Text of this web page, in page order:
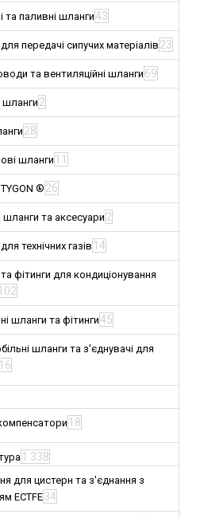
та паливні шланги43
передачі сипучих матеріалів 23
та вентиляційні шланги 69
шланги2
28
шланги 11
®26
шланги та аксесуари 2
технічних газів 14
фітинги для кондиціонування
102
шланги та фітинги45
шланги та з'єднувачі для
16
18
1 338
для цистерн та з'єднання з
ECTFE34